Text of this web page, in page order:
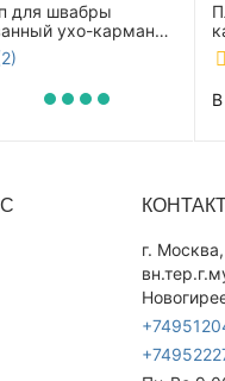
для швабры
ухо-карман
NV CombMF-TF-
г.